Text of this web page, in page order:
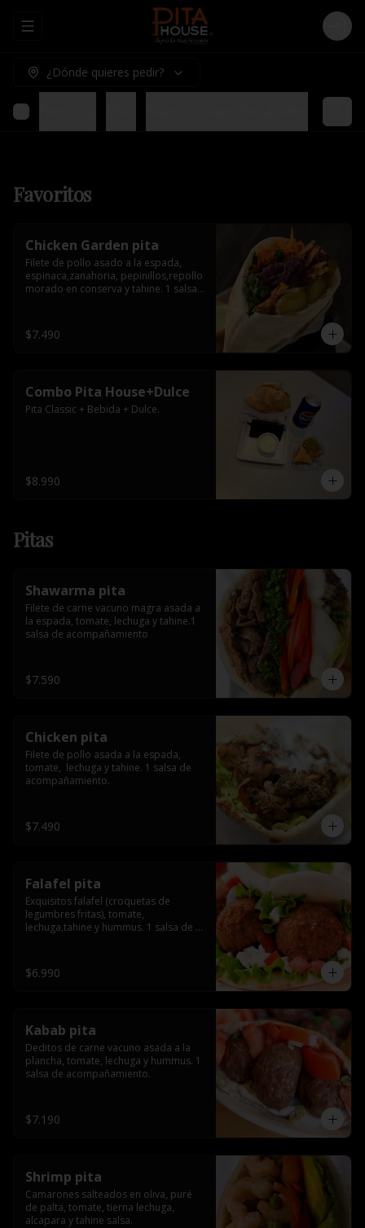
Abrir menu de navegación Login
¿Dónde quieres pedir?
Favoritos
Chicken Garden pita
Filete de pollo asado a la espada,
espinaca,zanahoria, pepinillos,repollo
morado en conserva y tahine. 1 salsa
$7.490
Combo Pita House+Dulce
Pita Classic + Bebida + Dulce.
$8.990
Pitas
Shawarma pita
Filete de carne vacuno magra asada a
la espada, tomate, lechuga y tahine.1
salsa de acompañamiento
$7.590
Chicken pita
Filete de pollo asada a la espada,
tomate,  lechuga y tahine. 1 salsa de
acompañamiento.
$7.490
Falafel pita
Exquisitos falafel (croquetas de
legumbres fritas), tomate,
lechuga,tahine y hummus. 1 salsa de
$6.990
Kabab pita
Deditos de carne vacuno asada a la
plancha, tomate, lechuga y hummus. 1
salsa de acompañamiento.
$7.190
Shrimp pita
Camarones salteados en oliva, puré
de palta, tomate, tierna lechuga,
alcapara y tahine salsa.